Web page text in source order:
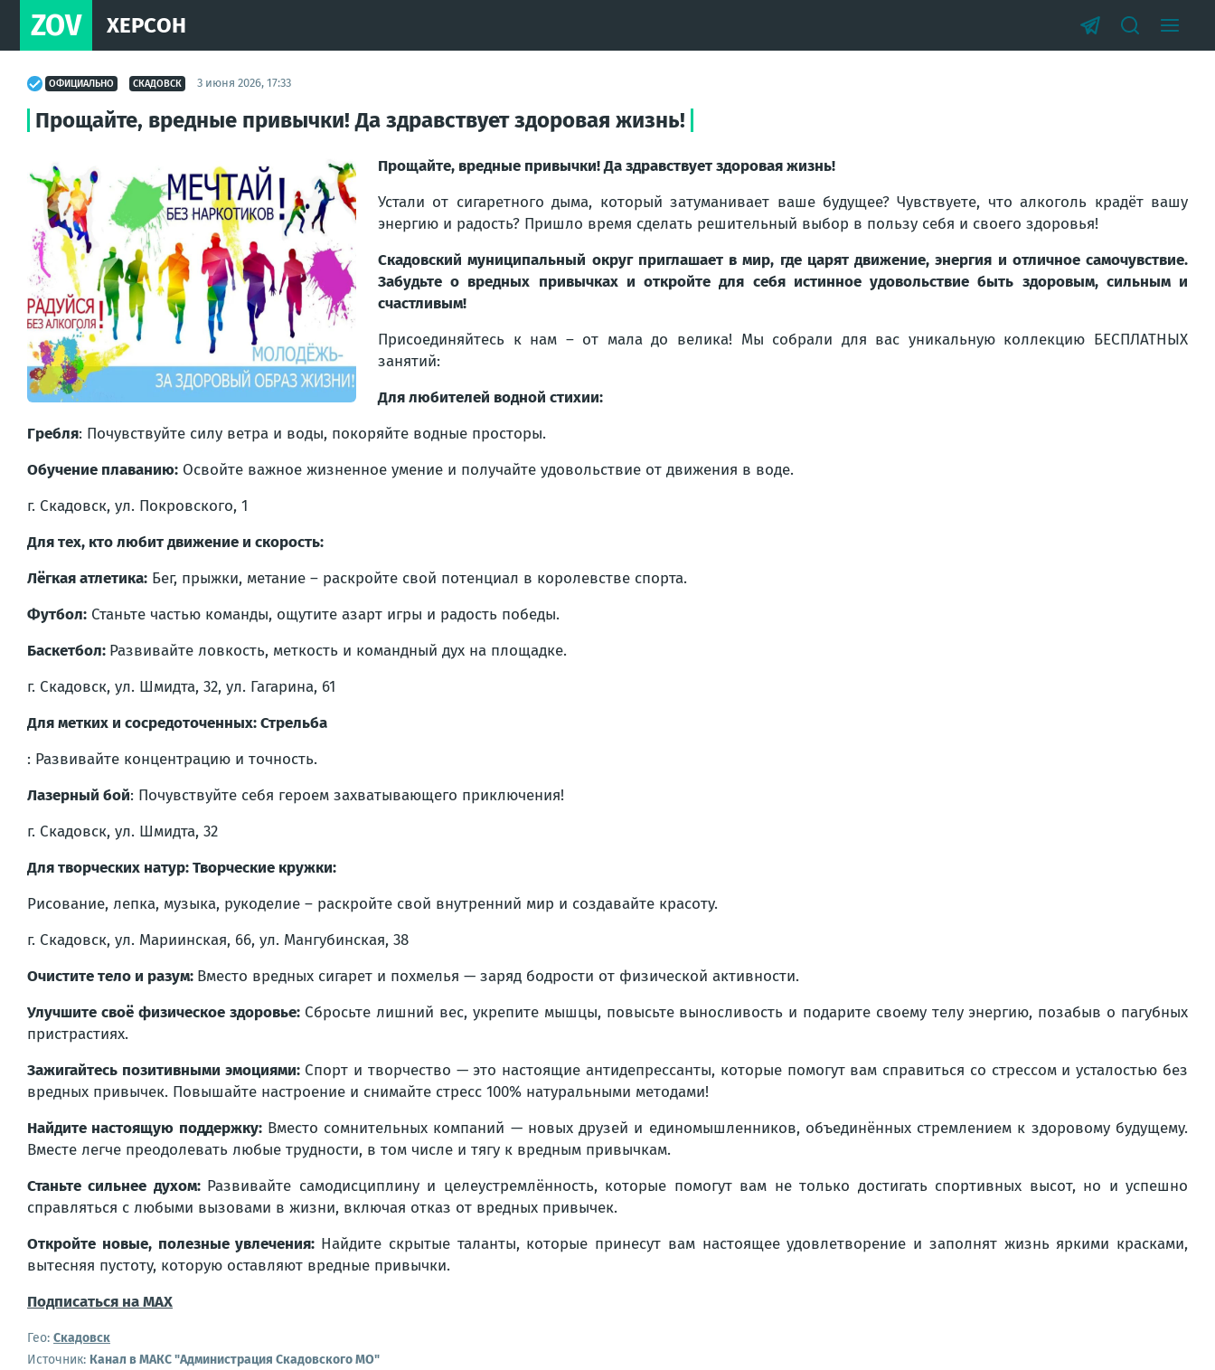
ZOV ХЕРСОН
ОФИЦИАЛЬНО СКАДОВСК 3 июня 2026, 17:33
Прощайте, вредные привычки! Да здравствует здоровая жизнь!
Прощайте, вредные привычки! Да здравствует здоровая жизнь!
Устали от сигаретного дыма, который затуманивает ваше будущее? Чувствуете, что алкоголь крадёт вашу
энергию и радость? Пришло время сделать решительный выбор в пользу себя и своего здоровья!
Скадовский муниципальный округ приглашает в мир, где царят движение, энергия и отличное самочувствие.
Забудьте о вредных привычках и откройте для себя истинное удовольствие быть здоровым, сильным и
счастливым!
Присоединяйтесь к нам – от мала до велика! Мы собрали для вас уникальную коллекцию БЕСПЛАТНЫХ
занятий:
Для любителей водной стихии:
Гребля: Почувствуйте силу ветра и воды, покоряйте водные просторы.
Обучение плаванию: Освойте важное жизненное умение и получайте удовольствие от движения в воде.
г. Скадовск, ул. Покровского, 1
Для тех, кто любит движение и скорость:
Лёгкая атлетика: Бег, прыжки, метание – раскройте свой потенциал в королевстве спорта.
Футбол: Станьте частью команды, ощутите азарт игры и радость победы.
Баскетбол: Развивайте ловкость, меткость и командный дух на площадке.
г. Скадовск, ул. Шмидта, 32, ул. Гагарина, 61
Для метких и сосредоточенных: Стрельба
: Развивайте концентрацию и точность.
Лазерный бой: Почувствуйте себя героем захватывающего приключения!
г. Скадовск, ул. Шмидта, 32
Для творческих натур: Творческие кружки:
Рисование, лепка, музыка, рукоделие – раскройте свой внутренний мир и создавайте красоту.
г. Скадовск, ул. Мариинская, 66, ул. Мангубинская, 38
Очистите тело и разум: Вместо вредных сигарет и похмелья — заряд бодрости от физической активности.
Улучшите своё физическое здоровье:Сбросьте лишний вес, укрепите мышцы, повысьте выносливость и подарите своему телу энергию, позабыв о пагубных
пристрастиях.
Зажигайтесь позитивными эмоциями:Спорт и творчество — это настоящие антидепрессанты, которые помогут вам справиться со стрессом и усталостью без
вредных привычек. Повышайте настроение и снимайте стресс 100% натуральными методами!
Найдите настоящую поддержку:Вместо сомнительных компаний — новых друзей и единомышленников, объединённых стремлением к здоровому будущему.
Вместе легче преодолевать любые трудности, в том числе и тягу к вредным привычкам.
Станьте сильнее духом: Развивайте самодисциплину и целеустремлённость, которые помогут вам не только достигать спортивных высот, но и успешно
справляться с любыми вызовами в жизни, включая отказ от вредных привычек.
Откройте новые, полезные увлечения: Найдите скрытые таланты, которые принесут вам настоящее удовлетворение и заполнят жизнь яркими красками,
вытесняя пустоту, которую оставляют вредные привычки.
Подписаться на MAX
Гео: Скадовск
Источник: Канал в МАКС "Администрация Скадовского МО"